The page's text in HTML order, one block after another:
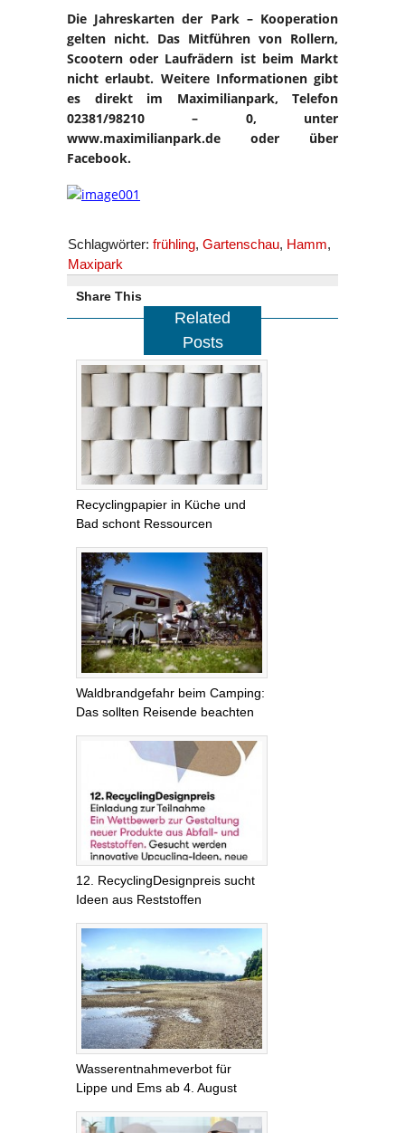
Die Jahreskarten der Park – Kooperation
gelten nicht. Das Mitführen von Rollern,
Scootern oder Laufrädern ist beim Markt
nicht erlaubt. Weitere Informationen gibt
es direkt im Maximilianpark, Telefon
02381/98210 – 0, unter
www.maximilianpark.de oder über
Facebook.
Schlagwörter: frühling, Gartenschau, Hamm,
Maxipark
Share This
Related
Posts
Recyclingpapier in Küche und
Bad schont Ressourcen
Waldbrandgefahr beim Camping:
Das sollten Reisende beachten
12. RecyclingDesignpreis sucht
Ideen aus Reststoffen
Wasserentnahmeverbot für
Lippe und Ems ab 4. August